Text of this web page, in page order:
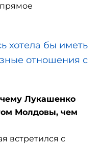
прямое
хотела бы иметь
отношения с
Лукашенко
Молдовы, чем
встретился с